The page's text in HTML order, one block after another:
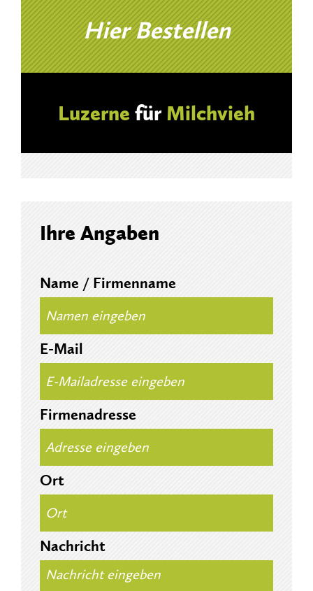
Hier Bestellen
Luzerne für Milchvieh
Ihre Angaben
Name / Firmenname
E-Mail
Firmenadresse
Ort
Nachricht